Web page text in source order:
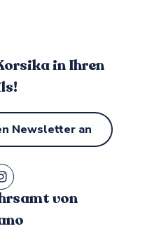
in Ihren
Newsletter an
von